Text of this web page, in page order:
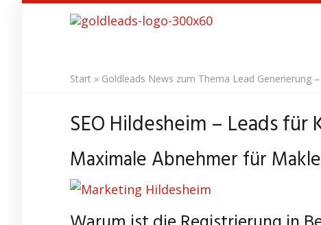
Start » Goldleads News zum Thema Lead Generierung
SEO Hildesheim – Leads für
Maximale Abnehmer für